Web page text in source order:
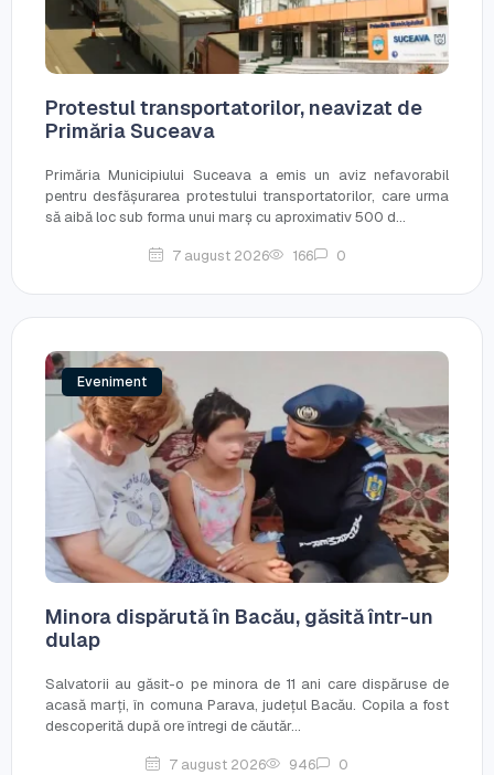
Protestul transportatorilor, neavizat de
Primăria Suceava
Primăria Municipiului Suceava a emis un aviz nefavorabil
pentru desfășurarea protestului transportatorilor, care urma
să aibă loc sub forma unui marș cu aproximativ 500 d...
7 august 2026 166 0
Eveniment
Minora dispărută în Bacău, găsită într-un
dulap
Salvatorii au găsit-o pe minora de 11 ani care dispăruse de
acasă marți, în comuna Parava, județul Bacău. Copila a fost
descoperită după ore întregi de căutăr...
7 august 2026 946 0